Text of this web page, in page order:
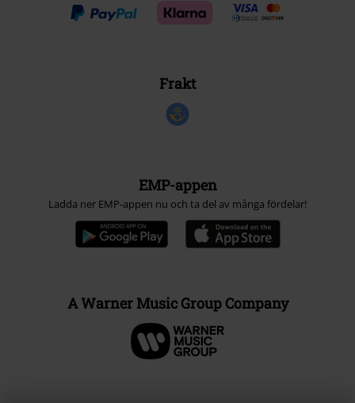
Frakt
EMP-appen
Ladda ner EMP-appen nu och ta del av många fördelar!
A Warner Music Group Company